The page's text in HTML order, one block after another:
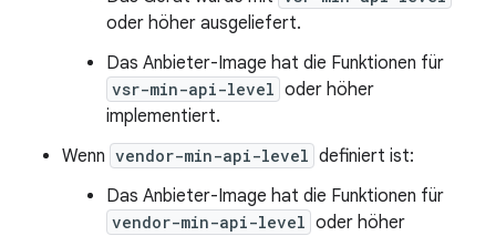
oder höher ausgeliefert.
Das Anbieter-Image hat die Funktionen für
vsr-min-api-level oder höher
implementiert.
Wenn vendor-min-api-level definiert ist:
Das Anbieter-Image hat die Funktionen für
vendor-min-api-level oder höher